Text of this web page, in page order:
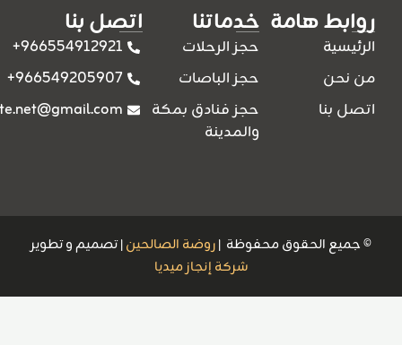
روابط هامة
الرئيسية
من نحن
اتصل بنا
خدماتنا
حجز الرحلات
حجز الباصات
حجز فنادق بمكة
والمدينة
اتصل بنا
966554912921+
966549205907+
© جميع الحقوق محفوظة |روضة الصالحين| تصميم و تطوير
شركة إنجاز ميديا